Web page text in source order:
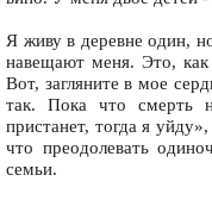
Я живу в деревне один,
навещают меня. Это,
Вот, загляните в мое
так. Пока что смерть
пристанет, тогда я
что преодолевать
семьи.